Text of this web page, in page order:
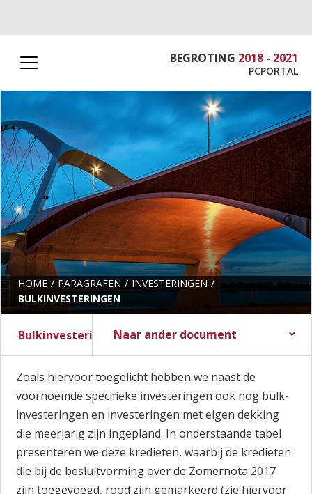
BEGROTING 2018 - 2021
PCPORTAL
HOME PARAGRAFEN
INVESTERINGEN
BULKINVESTERINGEN
Naar ander document
Stadsbegroting 2017
Slotwijziging 2016
Stadsrekening 2016
Bulkinvesteringen
Zoals hiervoor toegelicht hebben we naast de
voornoemde specifieke investeringen ook nog bulk-
investeringen en investeringen met eigen dekking
die meerjarig zijn ingepland. In onderstaande tabel
presenteren we deze kredieten, waarbij de kredieten
die bij de besluitvorming over de Zomernota 2017
zijn toegevoegd, rood zijn gemarkeerd (zie hiervoor